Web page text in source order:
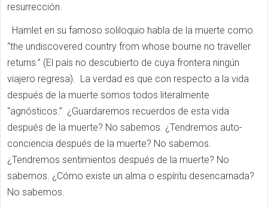
resurrección.
Hamlet en su famoso soliloquio habla de la muerte como
“the undiscovered country from whose bourne no traveller
returns.” (El país no descubierto de cuya frontera ningún
viajero regresa). La verdad es que con respecto a la vida
después de la muerte somos todos literalmente
“agnósticos.” ¿Guardaremos recuerdos de esta vida
después de la muerte? No sabemos. ¿Tendremos auto-
conciencia después de la muerte? No sabemos.
¿Tendremos sentimientos después de la muerte? No
sabemos. ¿Cómo existe un alma o espíritu desencarnada?
No sabemos.